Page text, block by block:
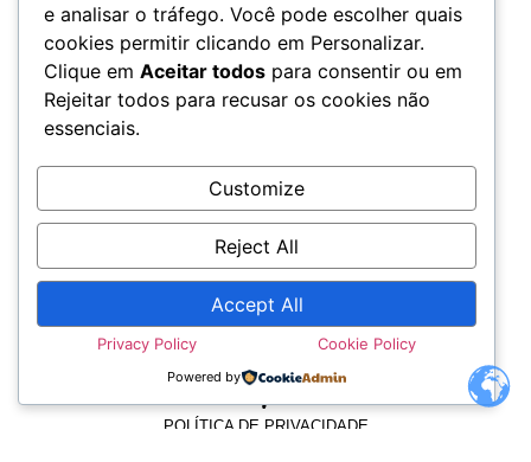
TERMOS E CONDIÇÕES
POLÍTICA DE PRIVACIDADE
e analisar o tráfego. Você pode escolher quais
cookies permitir clicando em Personalizar.
Clique em Aceitar todos para consentir ou em
Rejeitar todos para recusar os cookies não
essenciais.
Customize
Reject All
Accept All
Privacy Policy Cookie Policy
Powered by